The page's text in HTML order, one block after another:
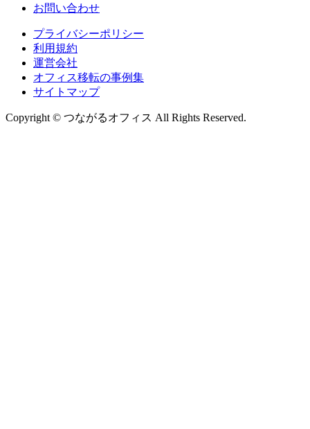
お問い合わせ
プライバシーポリシー
利用規約
運営会社
オフィス移転の事例集
サイトマップ
Copyright © つながるオフィス All Rights Reserved.